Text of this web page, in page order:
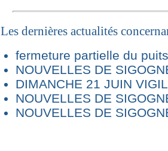
Les dernières actualités
fermeture partielle du
NOUVELLES DE
DIMANCHE 21 JUIN
NOUVELLES DE
NOUVELLES DE